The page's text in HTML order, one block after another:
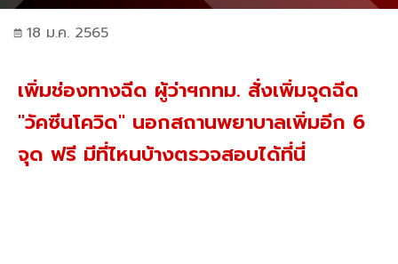
18 ม.ค. 2565
เพิ่มช่องทางฉีด ผู้ว่าฯกทม. สั่งเพิ่มจุดฉีด
"วัคซีนโควิด" นอกสถานพยาบาลเพิ่มอีก 6
จุด ฟรี มีที่ไหนบ้างตรวจสอบได้ที่นี่